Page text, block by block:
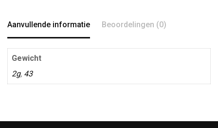
Aanvullende informatie Beoordelingen (0)
Gewicht
2g, 43